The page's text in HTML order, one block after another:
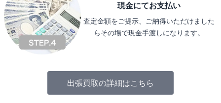
現金にてお支払い
査定金額をご提示、ご納得いただけました
らその場で現金手渡しになります。
出張買取の詳細はこちら